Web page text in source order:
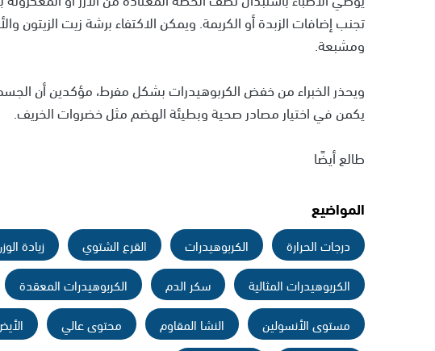
تجنب إضافات الزبدة أو الكريمة. ويمكن الاكتفاء برشة زيت
ومشبعة.
ويحذر الخبراء من خفض الكربوهيدرات بشكل مفرط، مؤكدين أن
يكمن في اختيار مصادر صحية وبطيئة الهضم مثل خضروات الخريف.
طالع أيضًا
المواضيع
درجات الحرارة الكربوهيدرات القرع الشتوي زيادة
الكربوهيدرات المثالية
سكر الدم الكربوهيدرات المعقدة
مستوى الأنسولين
النشا المقاوم محتوى عالي